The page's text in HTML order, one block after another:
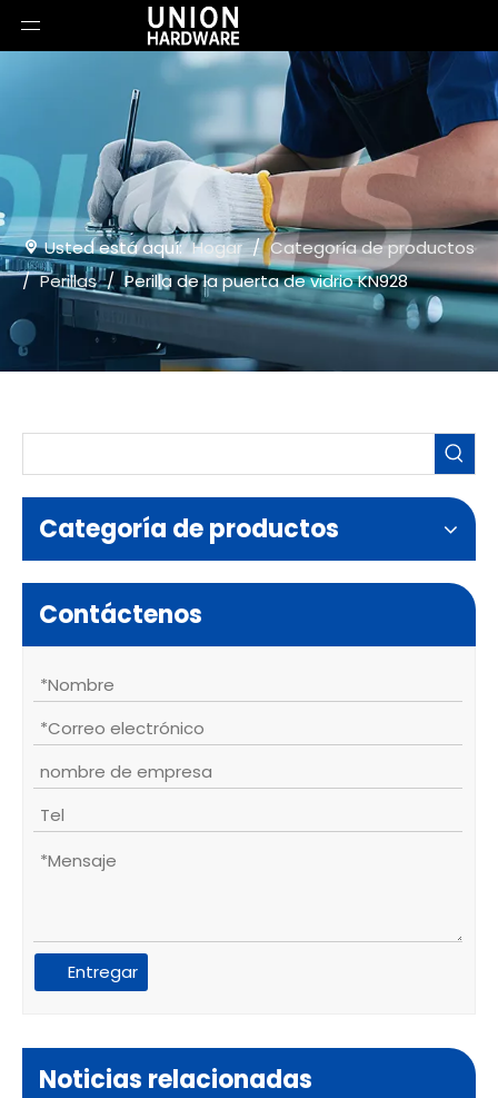
Usted está aquí: Hogar / Categoría de productos
/ Perillas / Perilla de la puerta de vidrio KN928
Categoría de productos
Contáctenos
Entregar
Noticias relacionadas